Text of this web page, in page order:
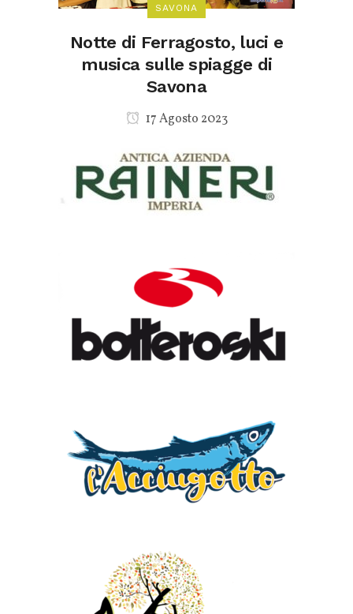
SAVONA
Notte di Ferragosto, luci e
musica sulle spiagge di
Savona
17 Agosto 2023